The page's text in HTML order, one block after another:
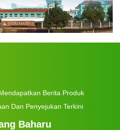
Berita Produk
Dan Penyejukan Terkini
Baharu